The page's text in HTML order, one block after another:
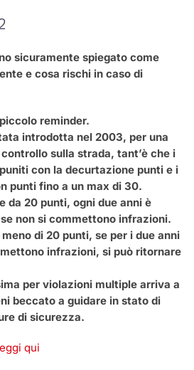
sicuramente spiegato come
e cosa rischi in caso di
reminder.
introdotta nel 2003, per una
sulla strada, tant’è che i
con la decurtazione punti e i
punti fino a un max di 30.
da 20 punti, ogni due anni è
non si commettono infrazioni.
di 20 punti, se per i due anni
infrazioni, si può ritornare
per violazioni multiple arriva a
beccato a guidare in stato di
di sicurezza.
qui